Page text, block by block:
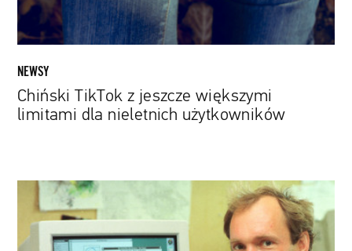
użytkowników
NEWSY
Chiński TikTok z jeszcze większymi
limitami dla nieletnich użytkowników
Internet
sprzedaż.
Kod